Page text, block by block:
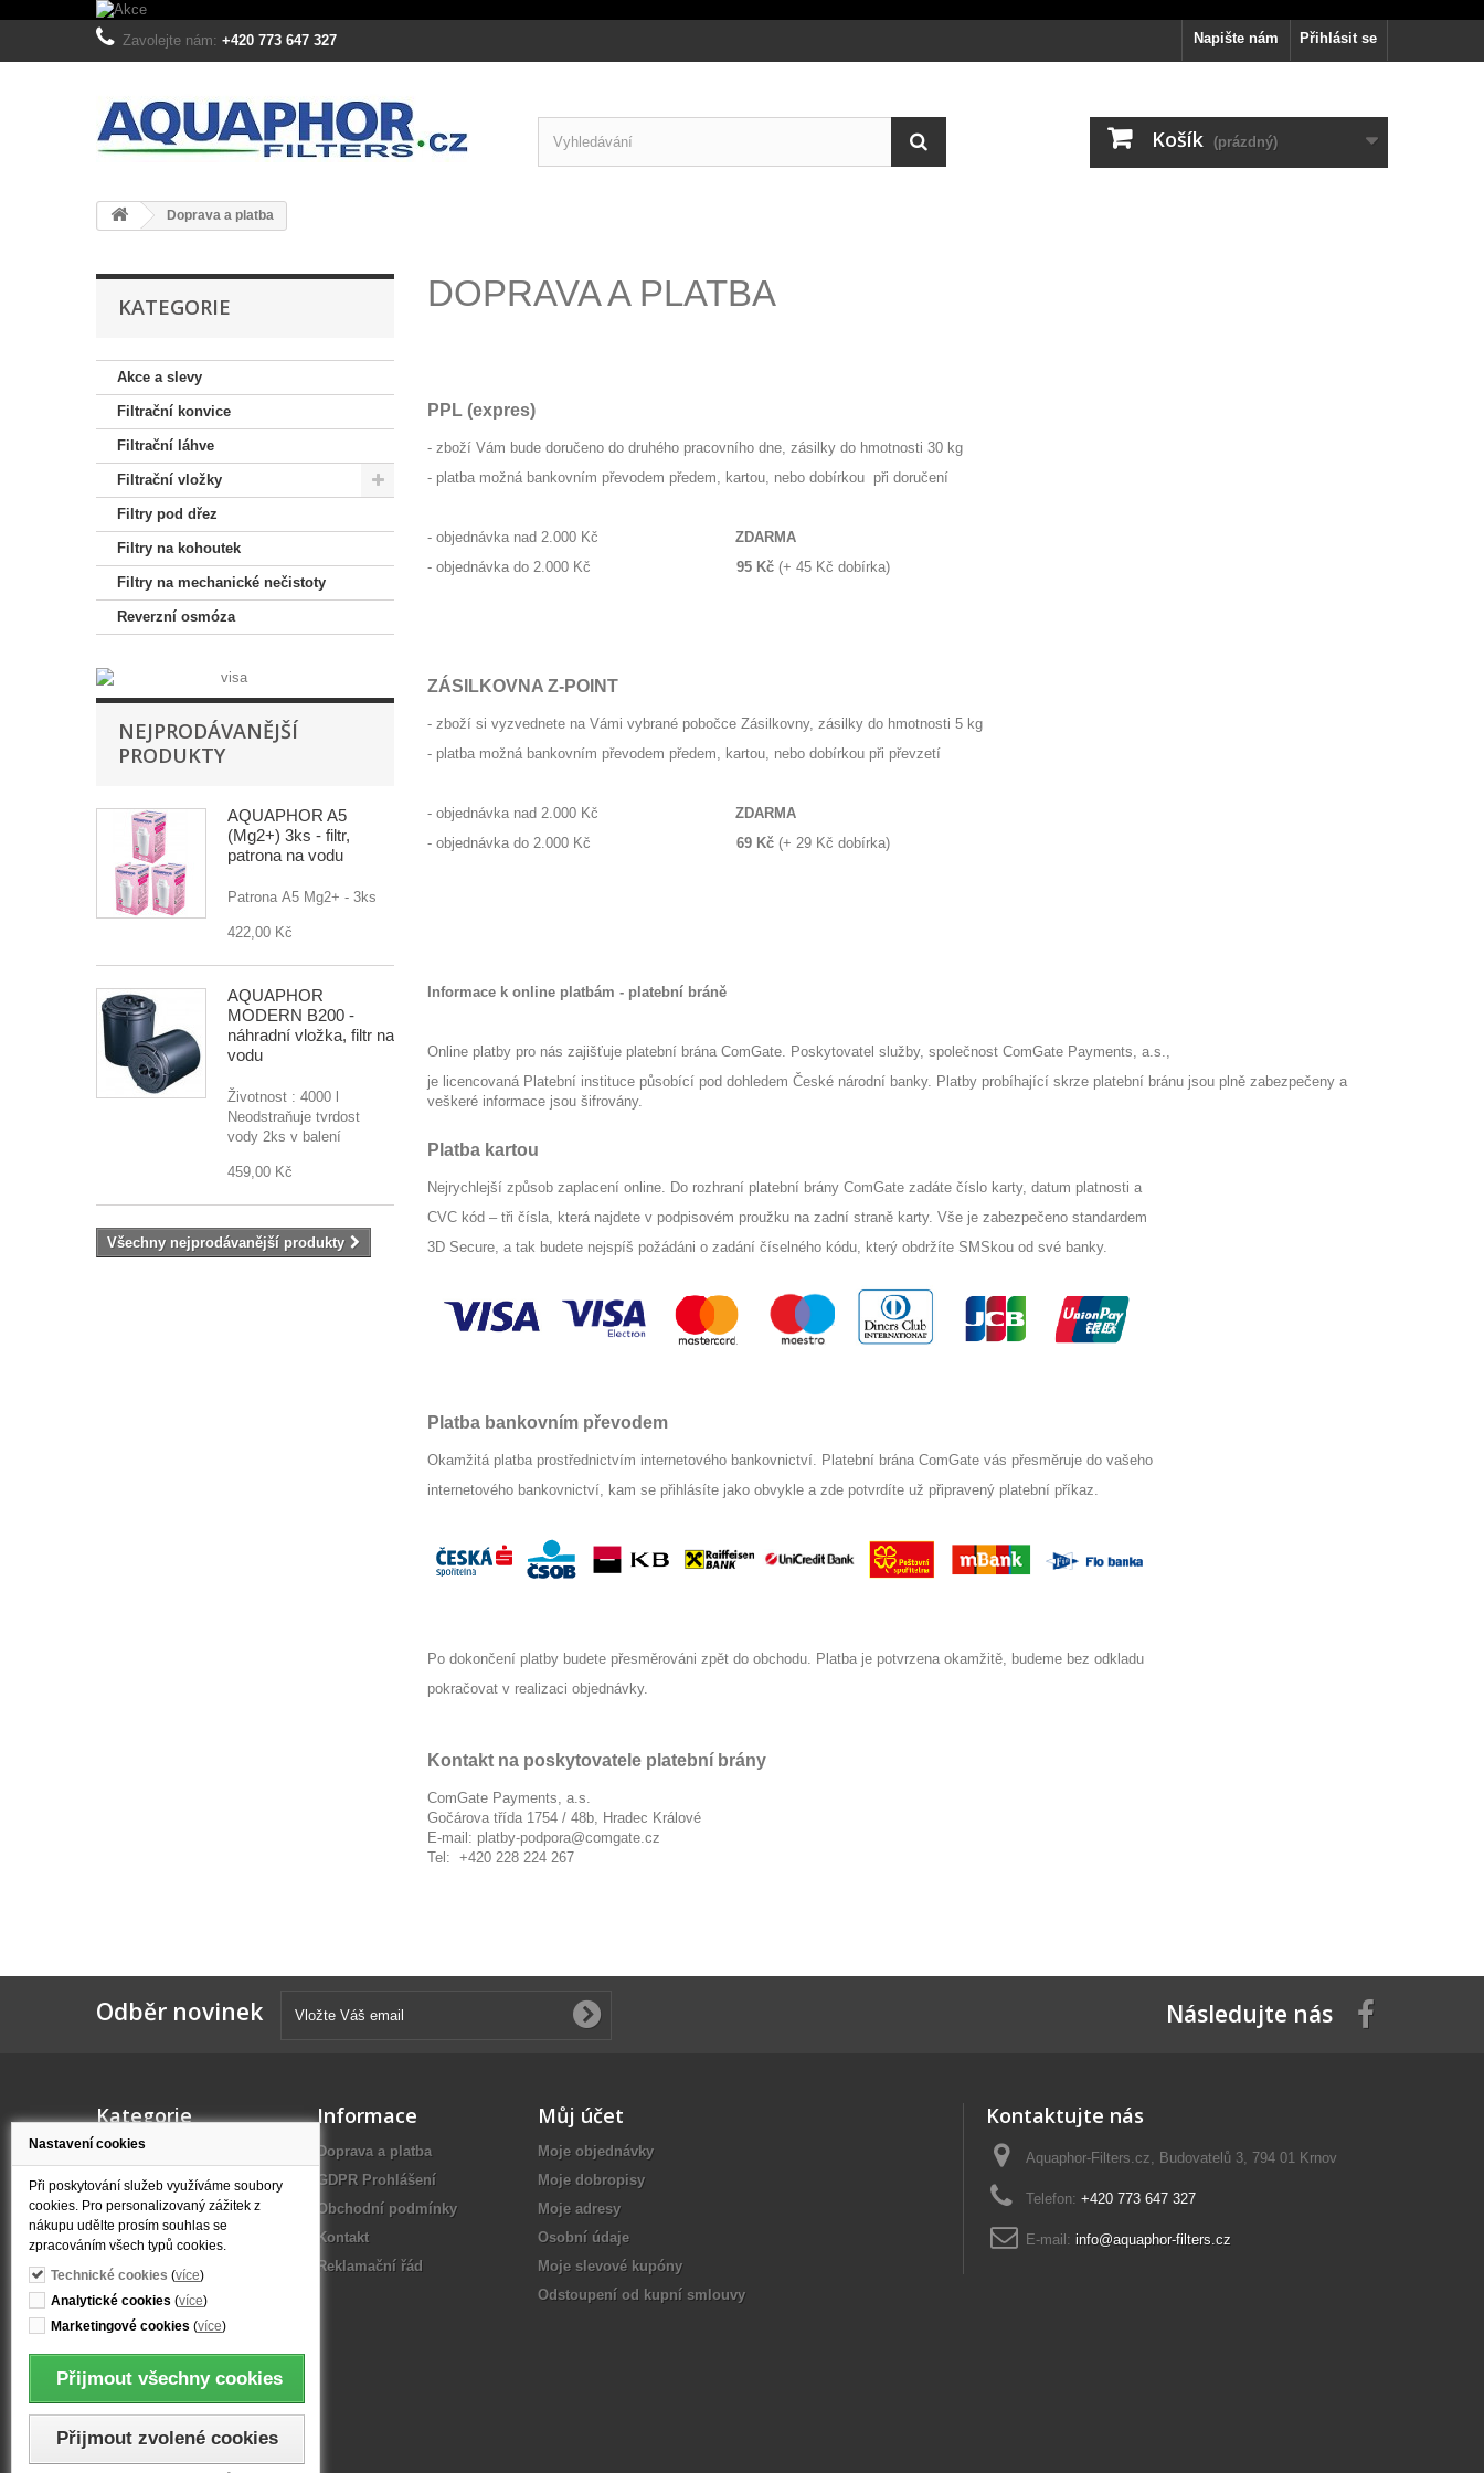
Přihlásit se
Napište nám
Zavolejte nám: +420 773 647 327
Košík (prázdný)
Doprava a platba
KATEGORIE
Akce a slevy
Filtrační konvice
Filtrační láhve
Filtrační vložky
Filtry pod dřez
Filtry na kohoutek
Filtry na mechanické nečistoty
Reverzní osmóza
NEJPRODÁVANĚJŠÍ
PRODUKTY
AQUAPHOR A5
(Mg2+) 3ks - filtr,
patrona na vodu
Patrona A5 Mg2+ - 3ks
422,00 Kč
AQUAPHOR
MODERN B200 -
náhradní vložka, filtr na
vodu
Životnost : 4000 l
Neodstraňuje tvrdost
vody 2ks v balení
459,00 Kč
Všechny nejprodávanější produkty
DOPRAVA A PLATBA
PPL (expres)
- zboží Vám bude doručeno do druhého pracovního dne, zásilky do hmotnosti 30 kg
- platba možná bankovním převodem předem, kartou, nebo dobírkou při doručení
- objednávka nad 2.000 Kč ZDARMA
- objednávka do 2.000 Kč 95 Kč (+ 45 Kč dobírka)
ZÁSILKOVNA Z-POINT
- zboží si vyzvednete na Vámi vybrané pobočce Zásilkovny, zásilky do hmotnosti 5 kg
- platba možná bankovním převodem předem, kartou, nebo dobírkou při převzetí
- objednávka nad 2.000 Kč ZDARMA
- objednávka do 2.000 Kč 69 Kč (+ 29 Kč dobírka)
Informace k online platbám - platební bráně
Online platby pro nás zajišťuje platební brána ComGate. Poskytovatel služby, společnost ComGate Payments, a.s.,
je licencovaná Platební instituce působící pod dohledem České národní banky. Platby probíhající skrze platební bránu jsou plně zabezpečeny a
veškeré informace jsou šifrovány.
Platba kartou
Nejrychlejší způsob zaplacení online. Do rozhraní platební brány ComGate zadáte číslo karty, datum platnosti a
CVC kód – tři čísla, která najdete v podpisovém proužku na zadní straně karty. Vše je zabezpečeno standardem
3D Secure, a tak budete nejspíš požádáni o zadání číselného kódu, který obdržíte SMSkou od své banky.
Platba bankovním převodem
Okamžitá platba prostřednictvím internetového bankovnictví. Platební brána ComGate vás přesměruje do vašeho
internetového bankovnictví, kam se přihlásíte jako obvykle a zde potvrdíte už připravený platební příkaz.
Po dokončení platby budete přesměrováni zpět do obchodu. Platba je potvrzena okamžitě, budeme bez odkladu
pokračovat v realizaci objednávky.
Kontakt na poskytovatele platební brány
ComGate Payments, a.s.
Gočárova třída 1754 / 48b, Hradec Králové
E-mail: platby-podpora@comgate.cz
Tel: +420 228 224 267
Odběr novinek Následujte nás
Kategorie
Akce a slevy
Filtrační konvice
Filtrační láhve
Filtrační vložky
Filtry pod dřez
Filtry na kohoutek
Filtry na mechanické
Reverzní osmóza
Informace
Doprava a platba
GDPR Prohlášení
Obchodní podmínky
Kontakt
Reklamační řád
Můj účet
Moje objednávky
Moje dobropisy
Moje adresy
Osobní údaje
Moje slevové kupóny
Odstoupení od kupní smlouvy
Kontaktujte nás
Aquaphor-Filters.cz, Budovatelů 3, 794 01 Krnov
Telefon: +420 773 647 327
E-mail: info@aquaphor-filters.cz
Nastavení cookies
Při poskytování služeb využíváme soubory
cookies. Pro personalizovaný zážitek z
nákupu udělte prosím souhlas se
zpracováním všech typů cookies.
Technické cookies (více)
Analytické cookies (více)
Marketingové cookies (více)
Přijmout všechny cookies
Přijmout zvolené cookies